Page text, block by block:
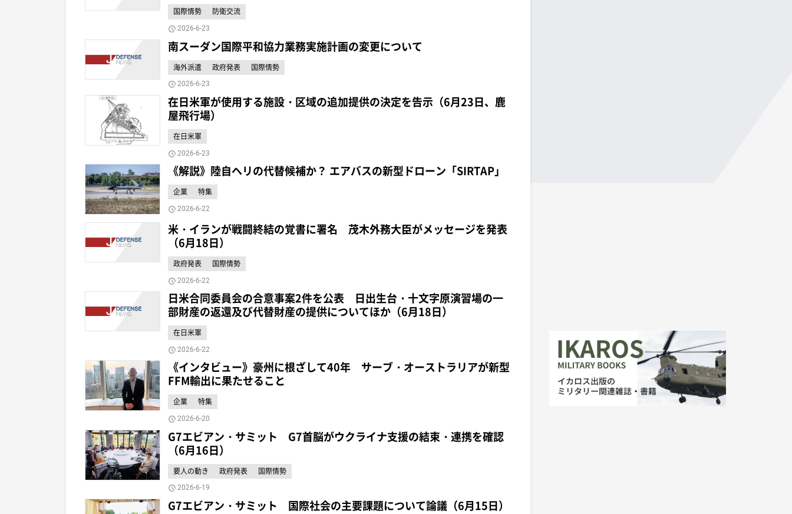
国際情勢 防衛交流
2026-6-23
南スーダン国際平和協力業務実施計画の変更について
海外派遣 政府発表 国際情勢
2026-6-23
在日米軍が使用する施設・区域の追加提供の決定を告示（6月23日、鹿
屋飛行場）
在日米軍
2026-6-23
《解説》陸自ヘリの代替候補か？ エアバスの新型ドローン「SIRTAP」
企業 特集
2026-6-22
米・イランが戦闘終結の覚書に署名 茂木外務大臣がメッセージを発表
（6月18日）
政府発表 国際情勢
2026-6-22
日米合同委員会の合意事案2件を公表 日出生台・十文字原演習場の一
部財産の返還及び代替財産の提供についてほか（6月18日）
在日米軍
2026-6-22
《インタビュー》豪州に根ざして40年 サーブ・オーストラリアが新型
FFM輸出に果たせること
企業 特集
2026-6-20
G7エビアン・サミット G7首脳がウクライナ支援の結束・連携を確認
（6月16日）
要人の動き 政府発表 国際情勢
2026-6-19
G7エビアン・サミット 国際社会の主要課題について論議（6月15日）